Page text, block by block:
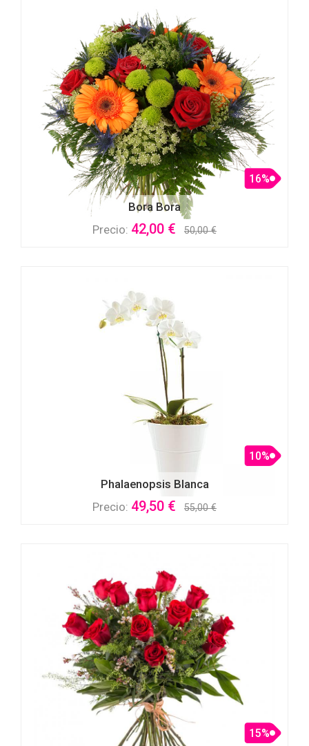
Bora Bora
16%
Precio: 42,00 € 50,00 €
Phalaenopsis Blanca
10%
Precio: 49,50 € 55,00 €
15%